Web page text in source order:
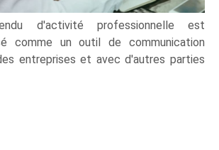
d'activité professionnelle est
comme un outil de communication
entreprises et avec d'autres parties